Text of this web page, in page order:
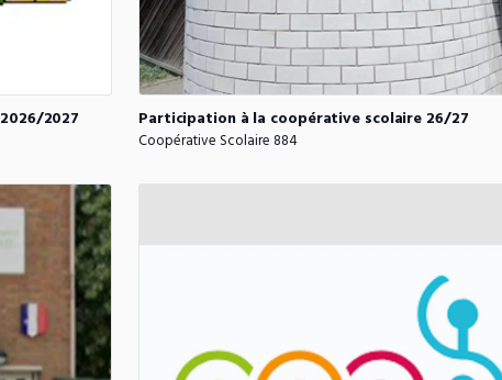
2026​/​2027 Participation à la coopérative scolaire 26​/​27
Coopérative Scolaire 884